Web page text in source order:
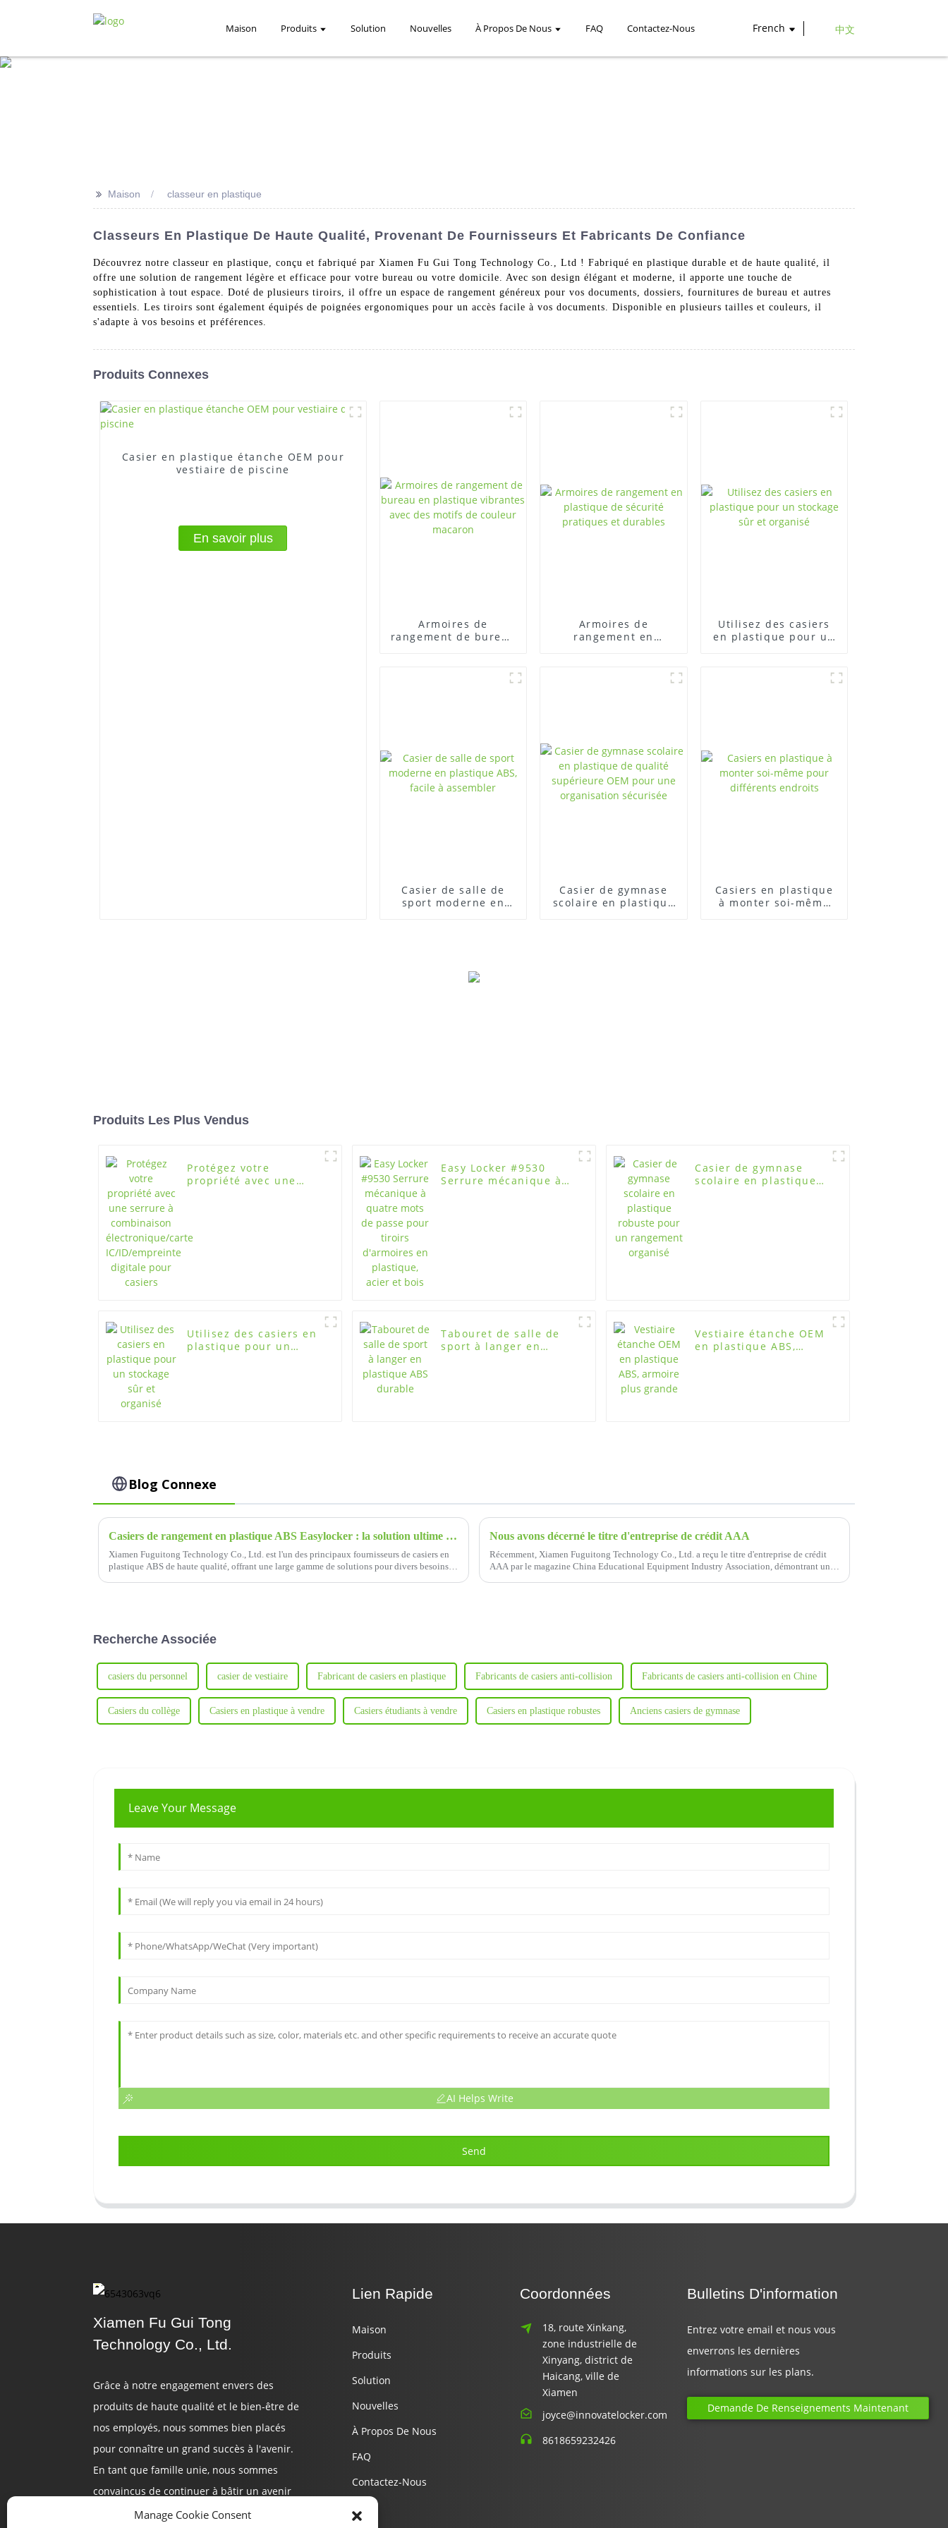
Maison Produits Solution Nouvelles À Propos De Nous FAQ Contactez-Nous French 中文
>> Maison classeur en plastique
Classeurs En Plastique De Haute Qualité, Provenant De Fournisseurs Et Fabricants De Confiance
Découvrez notre classeur en plastique, conçu et fabriqué par Xiamen Fu Gui Tong Technology Co., Ltd ! Fabriqué en plastique durable et de haute qualité, il
offre une solution de rangement légère et efficace pour votre bureau ou votre domicile. Avec son design élégant et moderne, il apporte une touche de
sophistication à tout espace. Doté de plusieurs tiroirs, il offre un espace de rangement généreux pour vos documents, dossiers, fournitures de bureau et autres
essentiels. Les tiroirs sont également équipés de poignées ergonomiques pour un accès facile à vos documents. Disponible en plusieurs tailles et couleurs, il
s'adapte à vos besoins et préférences.
Produits Connexes
Casier en plastique étanche OEM pour
vestiaire de piscine
En savoir plus
Armoires de
rangement de bureau
Armoires de
rangement en
Utilisez des casiers
en plastique pour un
Casier de salle de
sport moderne en
Casier de gymnase
scolaire en plastique
Casiers en plastique
à monter soi-même
Produits Les Plus Vendus
Protégez votre
propriété avec une
Easy Locker #9530
Serrure mécanique à
Casier de gymnase
scolaire en plastique
Utilisez des casiers en
plastique pour un
Tabouret de salle de
sport à langer en
Vestiaire étanche OEM
en plastique ABS,
Blog Connexe
Casiers de rangement en plastique ABS Easylocker : la solution ultime pour un stockage sûr et durable
Xiamen Fuguitong Technology Co., Ltd. est l'un des principaux fournisseurs de casiers en
plastique ABS de haute qualité, offrant une large gamme de solutions pour divers besoins
Nous avons décerné le titre d'entreprise de crédit AAA
Récemment, Xiamen Fuguitong Technology Co., Ltd. a reçu le titre d'entreprise de crédit
AAA par le magazine China Educational Equipment Industry Association, démontrant une
Recherche Associée
casiers du personnel casier de vestiaire Fabricant de casiers en plastique Fabricants de casiers anti-collision Fabricants de casiers anti-collision en Chine
Casiers du collège Casiers en plastique à vendre Casiers étudiants à vendre Casiers en plastique robustes Anciens casiers de gymnase
Leave Your Message
AI Helps Write
Send
Xiamen Fu Gui Tong
Technology Co., Ltd.
Grâce à notre engagement envers des
produits de haute qualité et le bien-être de
nos employés, nous sommes bien placés
pour connaître un grand succès à l'avenir.
En tant que famille unie, nous sommes
convaincus de continuer à bâtir un avenir
Lien Rapide
Maison
Produits
Solution
Nouvelles
À Propos De Nous
FAQ
Contactez-Nous
Coordonnées
18, route Xinkang,
zone industrielle de
Xinyang, district de
Haicang, ville de
Xiamen
joyce@innovatelocker.com
8618659232426
Bulletins D'information
Entrez votre email et nous vous
enverrons les dernières
informations sur les plans.
Demande De Renseignements Maintenant
Manage Cookie Consent